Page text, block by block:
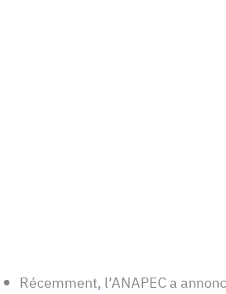
Récemment, l’ANAPEC a